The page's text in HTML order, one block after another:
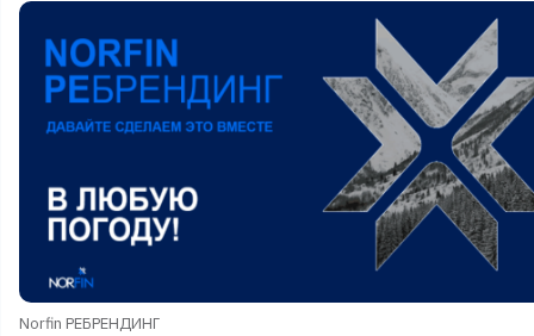
Norfin РЕБРЕНДИНГ